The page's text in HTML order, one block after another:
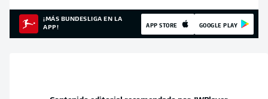
¡MÁS BUNDESLIGA EN LA
APP!
APP STORE GOOGLE PLAY